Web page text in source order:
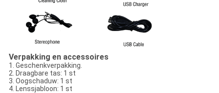
Verpakking en accessoires
1. Geschenkverpakking.
2. Draagbare tas: 1 st
3. Oogschaduw: 1 st
4. Lenssjabloon: 1 st